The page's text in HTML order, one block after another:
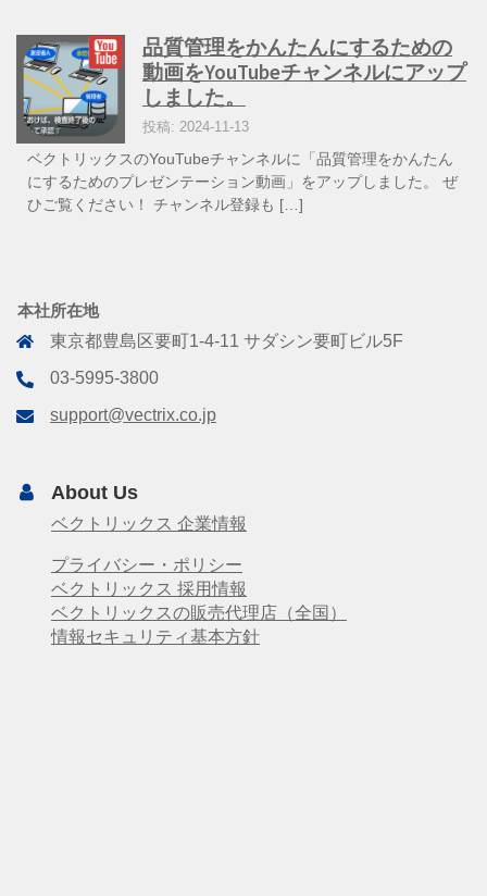
品質管理をかんたんにするための
動画をYouTubeチャンネルにアップ
しました。
投稿: 2024-11-13
ベクトリックスのYouTubeチャンネルに「品質管理をかんたん
にするためのプレゼンテーション動画」をアップしました。 ぜ
ひご覧ください！ チャンネル登録も […]
本社所在地
東京都豊島区要町1-4-11 サダシン要町ビル5F
03-5995-3800
support@vectrix.co.jp
About Us
ベクトリックス 企業情報
プライバシー・ポリシー
ベクトリックス 採用情報
ベクトリックスの販売代理店（全国）
情報セキュリティ基本方針